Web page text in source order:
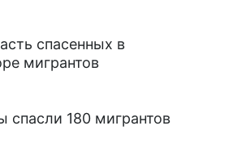
спасенных в
мигрантов
спасли 180 мигрантов